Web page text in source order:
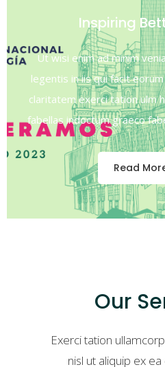
Inspiring
Ut wisi enim ad minim
legentis in iis qui facit
claritatem exerci tation ulm
fabellas indoctum graeco
Read
Our
Exerci tation
nisl ut aliquip ex